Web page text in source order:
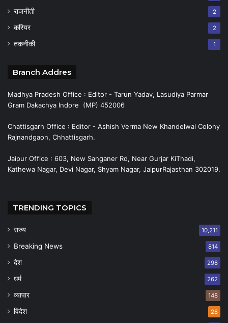
राजनीती 2
करियर 2
तकनीकी 1
Branch Addres
Madhya Pradesh Office : Editor - Tarun Yadav, Lasudiya Parmar
Gram Dakachya Indore (MP) 452006
Chattisgarh Office : Editor - Ashish Verma New Khandelwal Colony
Rajnandgaon, Chhattisgarh.
Jaipur Office : 603, New Sanganer Rd, Near Gurjar KiThadi,
Kathewa Nagar, Devi Nagar, Shyam Nagar, JaipurRajasthan 302019.
TRENDING TOPICS
राज्य 10,211
Breaking News 814
देश 298
धर्म 262
व्यापार 148
विदेश 28